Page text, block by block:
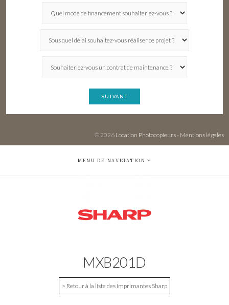
SUIVANT
© 2026 Location Photocopieurs- Mentions légales
MENU DE NAVIGATION
MXB201D
> Retour à la liste des imprimantes Sharp